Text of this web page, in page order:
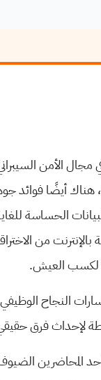
الأمن السيبراني
هناك أيضًا فوائد
الحساسة
بالإنترنت من
لكسب العيش.
النجاح
لإحداث فرق
المحاضرين